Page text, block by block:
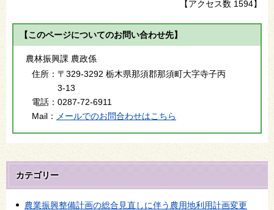
【アクセス数 1594】
【このページについてのお問い合わせ先】
農林振興課 農政係
住所： 〒329-3292 栃木県那須郡那須町大字寺子丙
3-13
電話： 0287-72-6911
Mail：
メールでのお問合わせはこちら
カテゴリー
農業振興整備計画の総合見直しに伴う農用地利用計画変更